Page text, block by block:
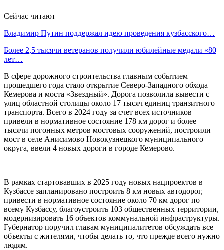
Сейчас читают
Владимир Путин поддержал идею проведения кузбасского…
Более 2,5 тысячи ветеранов получили юбилейные медали «80
лет…
В сфере дорожного строительства главным событием
прошедшего года стало открытие Северо-Западного обхода
Кемерова и моста «Звездный». Дорога позволила вывести с
улиц областной столицы около 17 тысяч единиц транзитного
транспорта. Всего в 2024 году за счет всех источников
привели в нормативное состояние 178 км дорог и более
тысячи погонных метров мостовых сооружений, построили
мост в селе Анисимово Новокузнецкого муниципального
округа, ввели 4 новых дороги в городе Кемерово.
В рамках стартовавших в 2025 году новых нацпроектов в
Кузбассе запланировано построить 8 км новых автодорог,
привести в нормативное состояние около 70 км дорог по
всему Кузбассу, благоустроить 103 общественных территории,
модернизировать 16 объектов коммунальной инфраструктуры.
Губернатор поручил главам муниципалитетов обсуждать все
объекты с жителями, чтобы делать то, что прежде всего нужно
людям.